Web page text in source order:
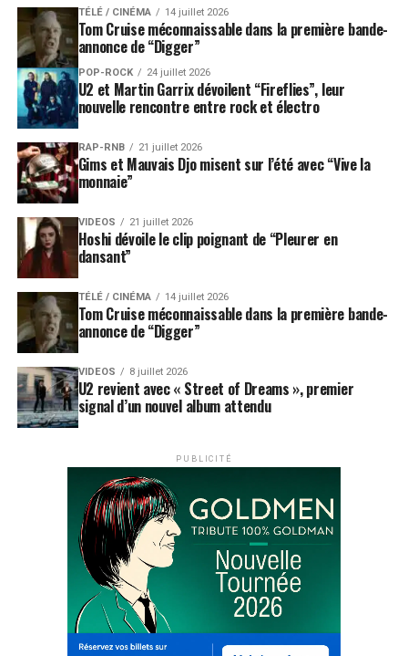
TÉLÉ / CINÉMA 14 juillet 2026
Tom Cruise méconnaissable dans la première bande-
annonce de “Digger”
POP-ROCK 24 juillet 2026
U2 et Martin Garrix dévoilent “Fireflies”, leur
nouvelle rencontre entre rock et électro
RAP-RNB 21 juillet 2026
Gims et Mauvais Djo misent sur l’été avec “Vive la
monnaie”
VIDEOS 21 juillet 2026
Hoshi dévoile le clip poignant de “Pleurer en
dansant”
TÉLÉ / CINÉMA 14 juillet 2026
Tom Cruise méconnaissable dans la première bande-
annonce de “Digger”
VIDEOS 8 juillet 2026
U2 revient avec « Street of Dreams », premier
signal d’un nouvel album attendu
PUBLICITÉ